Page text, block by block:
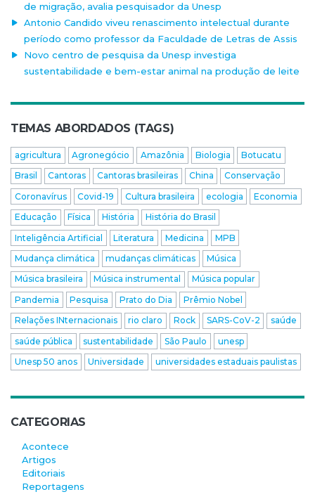
de migração, avalia pesquisador da Unesp
Antonio Candido viveu renascimento intelectual durante
período como professor da Faculdade de Letras de Assis
Novo centro de pesquisa da Unesp investiga
sustentabilidade e bem-estar animal na produção de leite
TEMAS ABORDADOS (TAGS)
agricultura Agronegócio Amazônia Biologia
Botucatu
Brasil
Cantoras Cantoras brasileiras China
Conservação
Coronavírus
Covid-19 Cultura brasileira ecologia
Economia
Educação
Física História
História do Brasil
Inteligência Artificial
Literatura Medicina
MPB
Mudança climática
mudanças climáticas
Música
Música brasileira
Música instrumental
Música popular
Pandemia
Pesquisa Prato do Dia
Prêmio Nobel
Relações INternacionais
rio claro Rock SARS-CoV-2
saúde
saúde pública
sustentabilidade São Paulo
unesp
Unesp 50 anos
Universidade universidades estaduais paulistas
CATEGORIAS
Acontece
Artigos
Editoriais
Reportagens